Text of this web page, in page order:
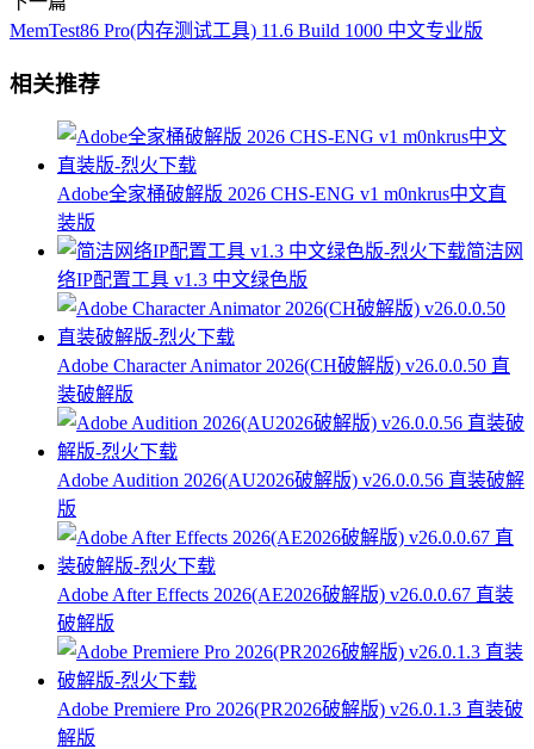
MemTest86 Pro(内存测试工具) 11.6 Build 1000 中文专业版
相关推荐
Adobe全家桶破解版 2026 CHS-ENG v1 m0nkrus中文直
装版
简洁网
络IP配置工具 v1.3 中文绿色版
Adobe Character Animator 2026(CH破解版) v26.0.0.50 直
装破解版
Adobe Audition 2026(AU2026破解版) v26.0.0.56 直装破解
版
Adobe After Effects 2026(AE2026破解版) v26.0.0.67 直装
破解版
Adobe Premiere Pro 2026(PR2026破解版) v26.0.1.3 直装破
解版